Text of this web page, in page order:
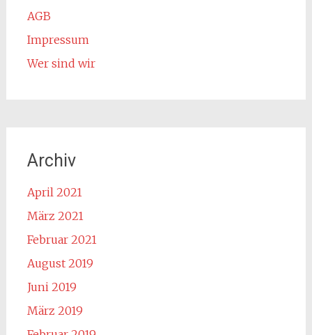
AGB
Impressum
Wer sind wir
Archiv
April 2021
März 2021
Februar 2021
August 2019
Juni 2019
März 2019